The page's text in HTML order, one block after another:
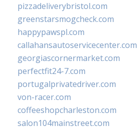
pizzadeliverybristol.com
greenstarsmogcheck.com
happypawspl.com
callahansautoservicecenter.com
georgiascornermarket.com
perfectfit24-7.com
portugalprivatedriver.com
von-racer.com
coffeeshopcharleston.com
salon104mainstreet.com